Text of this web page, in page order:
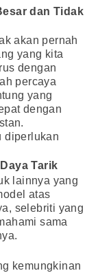
dan Tidak
akan pernah
yang kita
dengan
percaya
yang
dengan
diperlukan
Tarik
lainnya yang
atas
selebriti yang
sama
kemungkinan